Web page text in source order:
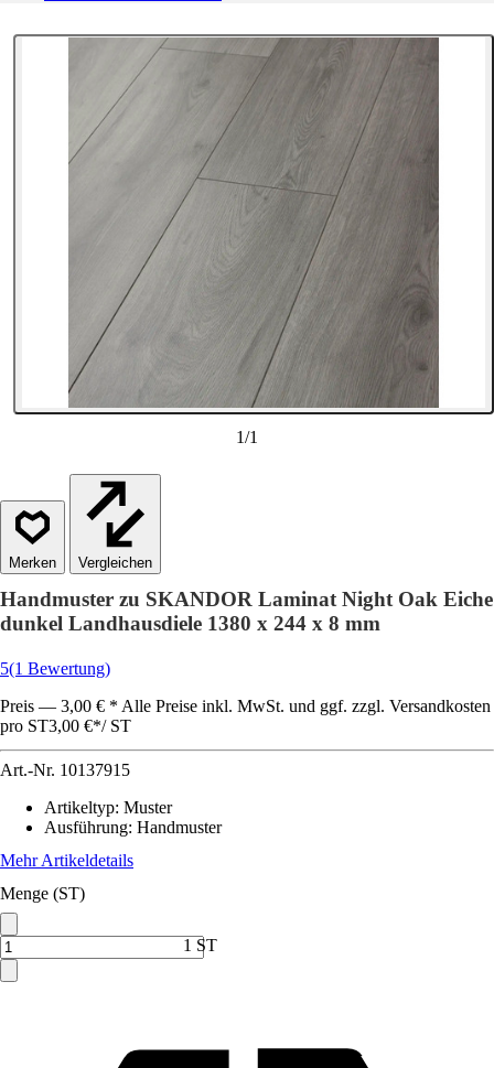
1/1
Vergleichen
Handmuster zu SKANDOR Laminat Night Oak Eiche
dunkel Landhausdiele 1380 x 244 x 8 mm
5(1 Bewertung)
Preis — 3,00 € * Alle Preise inkl. MwSt. und ggf. zzgl. Versandkosten
pro ST3,00 €*/ ST
Art.-Nr. 10137915
Artikeltyp: Muster
Ausführung: Handmuster
Mehr Artikeldetails
Menge (ST)
1 ST